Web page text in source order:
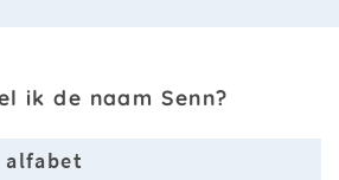
ik de naam Senn?